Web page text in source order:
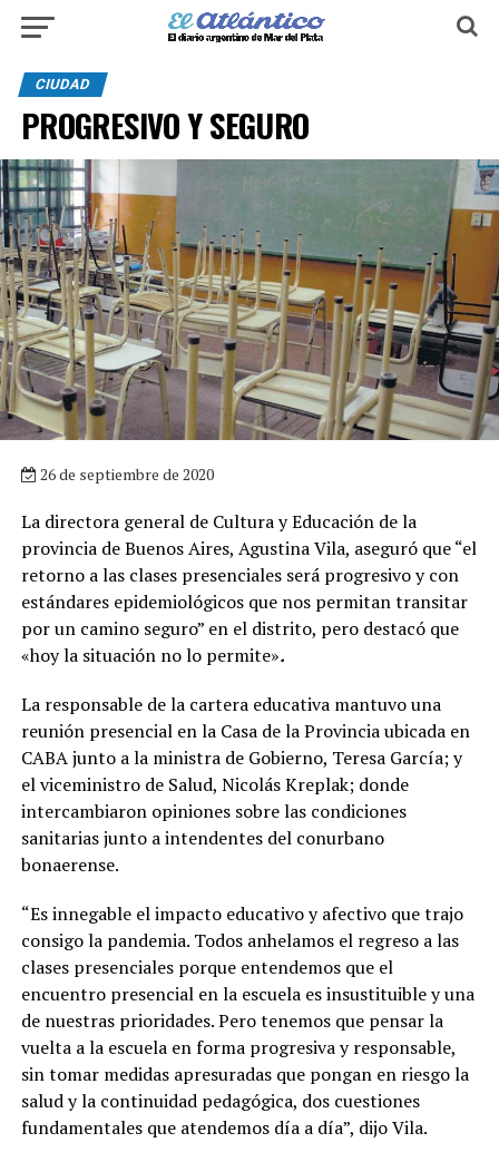
CIUDAD
PROGRESIVO Y SEGURO
26 de septiembre de 2020
La directora general de Cultura y Educación de la
provincia de Buenos Aires, Agustina Vila, aseguró que “el
retorno a las clases presenciales será progresivo y con
estándares epidemiológicos que nos permitan transitar
por un camino seguro” en el distrito, pero destacó que
«hoy la situación no lo permite».
La responsable de la cartera educativa mantuvo una
reunión presencial en la Casa de la Provincia ubicada en
CABA junto a la ministra de Gobierno, Teresa García; y
el viceministro de Salud, Nicolás Kreplak; donde
intercambiaron opiniones sobre las condiciones
sanitarias junto a intendentes del conurbano
bonaerense.
“Es innegable el impacto educativo y afectivo que trajo
consigo la pandemia. Todos anhelamos el regreso a las
clases presenciales porque entendemos que el
encuentro presencial en la escuela es insustituible y una
de nuestras prioridades. Pero tenemos que pensar la
vuelta a la escuela en forma progresiva y responsable,
sin tomar medidas apresuradas que pongan en riesgo la
salud y la continuidad pedagógica, dos cuestiones
fundamentales que atendemos día a día”, dijo Vila.